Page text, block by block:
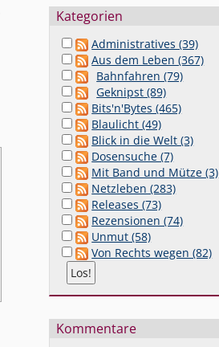
Kategorien
Administratives (39)
Aus dem Leben (367)
Bahnfahren (79)
Geknipst (89)
Bits'n'Bytes (465)
Blaulicht (49)
Blick in die Welt (3)
Dosensuche (7)
Mit Band und Mütze (3)
Netzleben (283)
Releases (73)
Rezensionen (74)
Unmut (58)
Von Rechts wegen (82)
Kommentare